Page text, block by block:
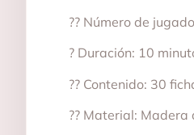
?? Número de
? Duración: 10
?? Contenido: 30
?? Material: